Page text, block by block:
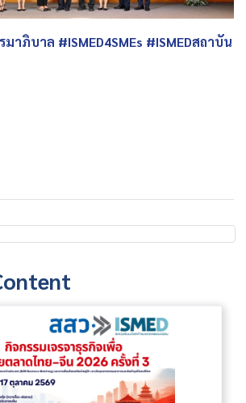
มาภิบาล #ISMED4SMEs #ISMEDสถาบัน